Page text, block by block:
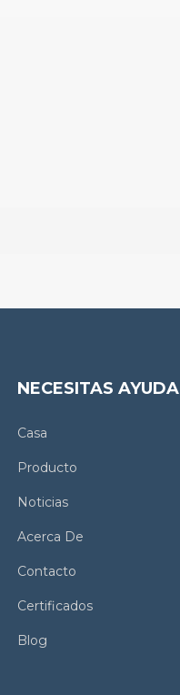
NECESITAS AYUDA
Casa
Producto
Noticias
Acerca De
Contacto
Certificados
Blog